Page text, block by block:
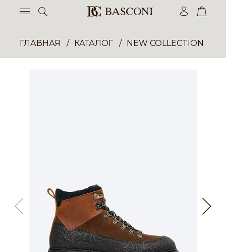
ГЛАВНАЯ КАТАЛОГ NEW COLLECTION